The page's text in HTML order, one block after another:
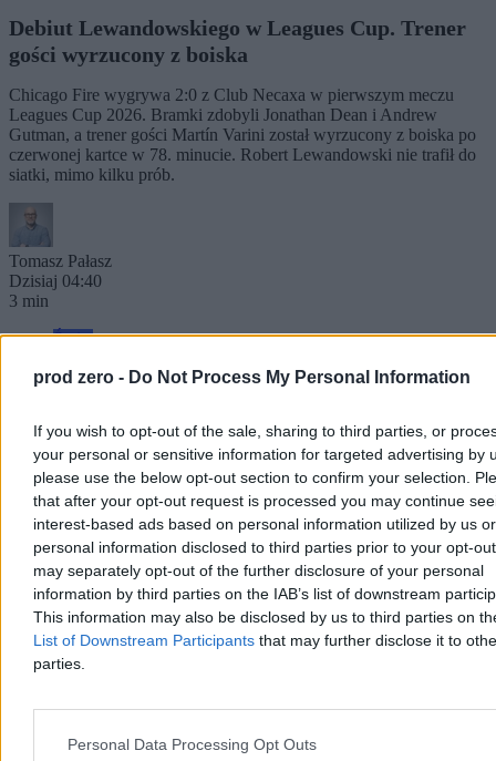
prod zero - Do Not Process My Personal Information
If you wish to opt-out of the sale, sharing to third parties, or
your personal or sensitive information for targeted advertising by
please use the below opt-out section to confirm your selection.
that after your opt-out request is processed you may continue
interest-based ads based on personal information utilized by us or
personal information disclosed to third parties prior to your opt-
may separately opt-out of the further disclosure of your personal
information by third parties on the IAB’s list of downstream
This information may also be disclosed by us to third parties on
List of Downstream Participants that may further disclose it to
parties.
Personal Data Processing Opt Outs
Debiut Lewandowskiego w Leagues Cup. Trener
gości wyrzucony z boiska
Chicago Fire wygrywa 2:0 z Club Necaxa w pierwszym meczu
Leagues Cup 2026. Bramki zdobyli Jonathan Dean i Andrew
Gutman, a trener gości Martín Varini został wyrzucony z boiska po
czerwonej kartce w 78. minucie. Robert Lewandowski nie trafił do
siatki, mimo kilku prób.
Tomasz Pałasz
Dzisiaj 04:40
3 min
Świat
większych szans
Iga Świątek awansowała do 1/8 finału turnieju WTA Masters 1000